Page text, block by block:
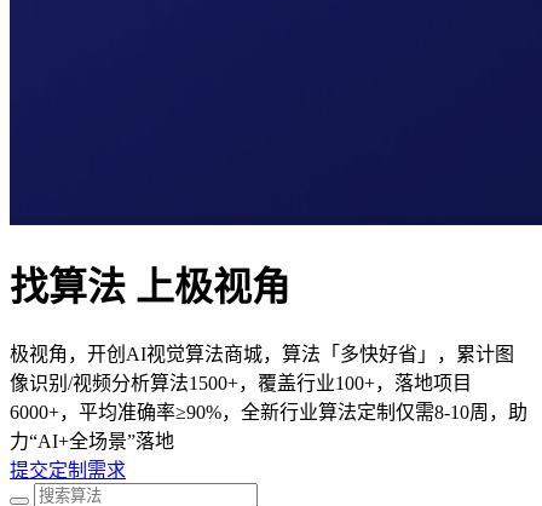
找算法 上极视角
极视角，开创AI视觉算法商城，算法「多快好省」，累计图
像识别/视频分析算法1500+，覆盖行业100+，落地项目
6000+，平均准确率≥90%，全新行业算法定制仅需8-10周，助
力“AI+全场景”落地
提交定制需求